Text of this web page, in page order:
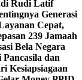
Rudi Latif
Generasi
Cepat,
239 Jamaah
Bela Negara
dan
Kesiapsiagaan